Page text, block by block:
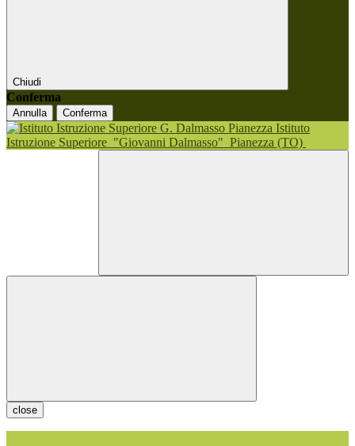
Chiudi
Conferma
Annulla Conferma
Istituto
Istruzione Superiore "Giovanni Dalmasso" Pianezza (TO)
close